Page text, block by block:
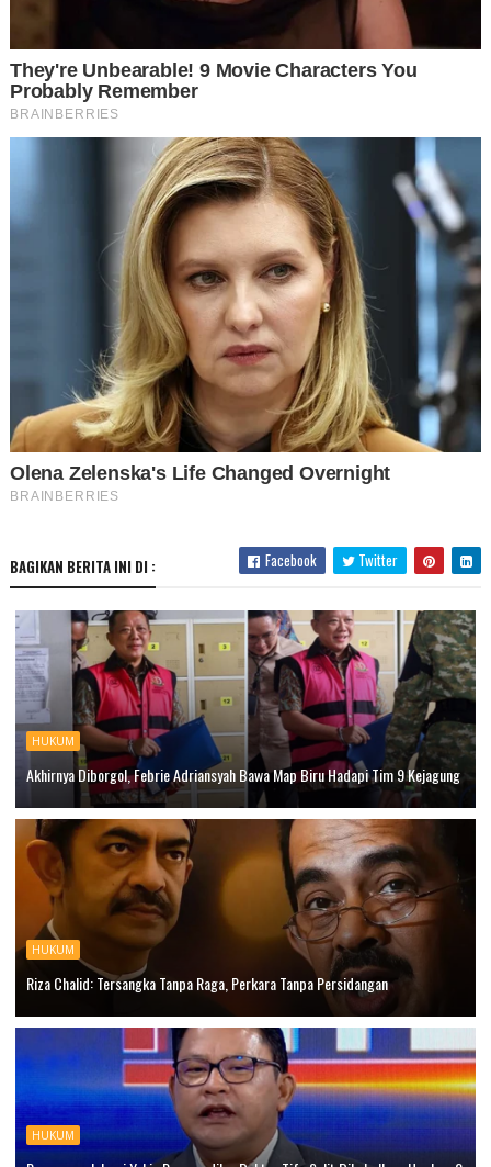
BAGIKAN BERITA INI DI : Facebook Twitter
HUKUM
Akhirnya Diborgol, Febrie Adriansyah Bawa Map Biru Hadapi Tim 9 Kejagung
HUKUM
Riza Chalid: Tersangka Tanpa Raga, Perkara Tanpa Persidangan
HUKUM